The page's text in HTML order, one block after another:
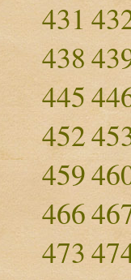
431
438
445
452
459
466
473